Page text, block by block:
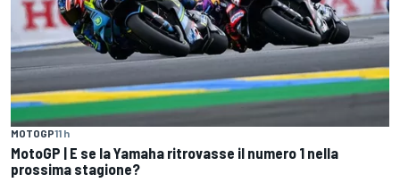
MOTOGP11 h
MotoGP | E se la Yamaha ritrovasse il numero 1 nella
prossima stagione?